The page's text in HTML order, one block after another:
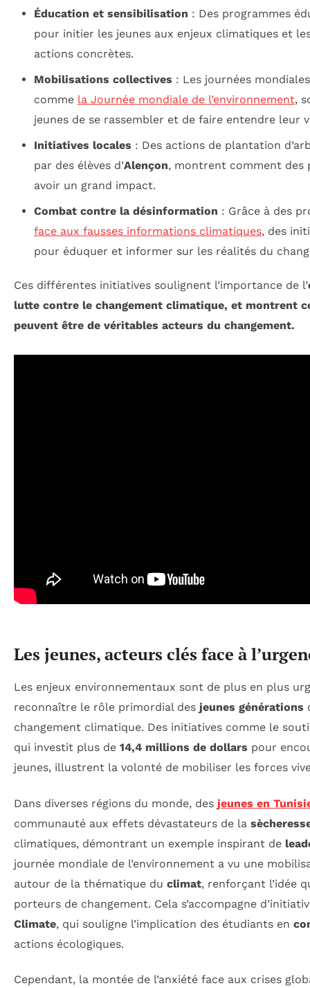
Éducation et sensibilisation : Des programmes
pour initier les jeunes aux enjeux climatiques et
actions concrètes.
Mobilisations collectives : Les journées
comme la Journée mondiale de l’environnement,
jeunes de se rassembler et de faire entendre leur
Initiatives locales : Des actions de plantation
par des élèves d’Alençon, montrent comment des
avoir un grand impact.
Combat contre la désinformation : Grâce à des
face aux fausses informations climatiques, des
pour éduquer et informer sur les réalités du
Ces différentes initiatives soulignent l’importance de l’
lutte contre le changement climatique, et montrent
peuvent être de véritables acteurs du changement.
Les jeunes, acteurs clés face à
Les enjeux environnementaux sont de plus en plus
reconnaître le rôle primordial des jeunes générations
changement climatique. Des initiatives comme le
qui investit plus de 14,4 millions de dollars pour
jeunes, illustrent la volonté de mobiliser les forces
Dans diverses régions du monde, des jeunes en
communauté aux effets dévastateurs de la
climatiques, démontrant un exemple inspirant de
journée mondiale de l’environnement a vu une
autour de la thématique du climat, renforçant l’idée
porteurs de changement. Cela s’accompagne
Climate, qui souligne l’implication des étudiants en
actions écologiques.
Cependant, la montée de l’anxiété face aux crises